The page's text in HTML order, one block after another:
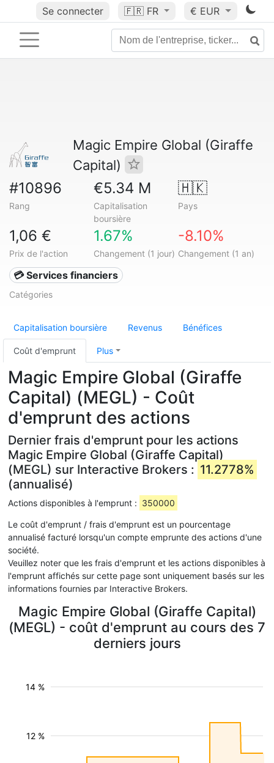
Se connecter 🇫🇷 FR € EUR
Magic Empire Global (Giraffe
Capital)
#10896
Rang
€5.34 M
Capitalisation
boursière
🇭🇰
Pays
1,06 €
Prix de l'action
1.67%
Changement (1 jour)
-8.10%
Changement (1 an)
💳 Services financiers
Catégories
Capitalisation boursière Revenus Bénéfices
Coût d'emprunt Plus
Magic Empire Global (Giraffe
Capital) (MEGL) - Coût
d'emprunt des actions
Dernier frais d'emprunt pour les actions
Magic Empire Global (Giraffe Capital)
(MEGL) sur Interactive Brokers : 11.2778%
(annualisé)
Actions disponibles à l'emprunt : 350000
Le coût d'emprunt / frais d'emprunt est un pourcentage
annualisé facturé lorsqu'un compte emprunte des actions d'une
société.
Veuillez noter que les frais d'emprunt et les actions disponibles à
l'emprunt affichés sur cette page sont uniquement basés sur les
informations fournies par Interactive Brokers.
Magic Empire Global (Giraffe Capital)
(MEGL) - coût d'emprunt au cours des 7
derniers jours
12 %
14 %